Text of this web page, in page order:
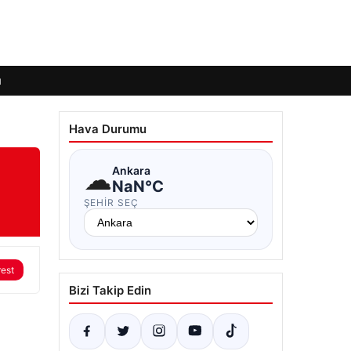
Hava Durumu
☁Ankara
NaN°C
ŞEHIR SEÇ
Bizi Takip Edin